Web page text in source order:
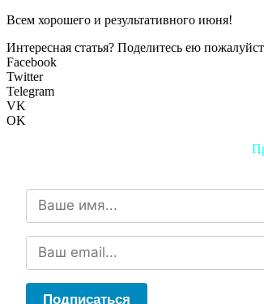
Всем хорошего и результативного июня!
Интересная статья? Поделитесь ею
Facebook
Twitter
Telegram
VK
OK
Подписаться